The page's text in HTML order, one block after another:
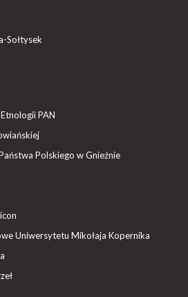
Sołtysek
PAN
Polskiego w Gnieźnie
Uniwersytetu Mikołaja Kopernika